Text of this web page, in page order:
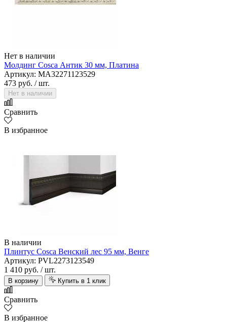
Нет в наличии
Молдинг Cosca Антик 30 мм, Платина
Артикул: MA32271123529
473 руб. / шт.
Нет в наличии
Сравнить
В избранное
В наличии
Плинтус Cosca Венский лес 95 мм, Венге
Артикул: PVL2273123549
1 410 руб. / шт.
В корзину Купить в 1 клик
Сравнить
В избранное